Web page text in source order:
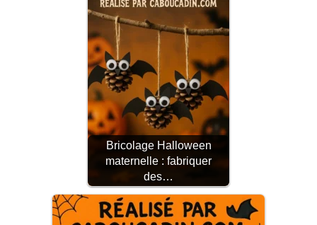
Bricolage Halloween
maternelle : fabriquer
des…